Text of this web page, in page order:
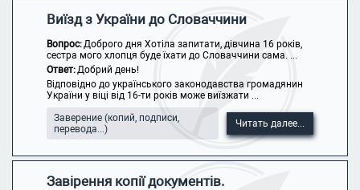
Виїзд з України до Словаччини
Вопрос:Доброго дня Хотіла запитати, дівчина 16 років,
сестра мого хлопця буде їхати до Словаччини сама. ...
Ответ:Добрий день!
Відповідно до українського законодавства громадянин
України у віці від 16-ти років може виїзжати ...
Заверение (копий, подписи,
перевода...)
Читать далее...
Завірення копії документів.